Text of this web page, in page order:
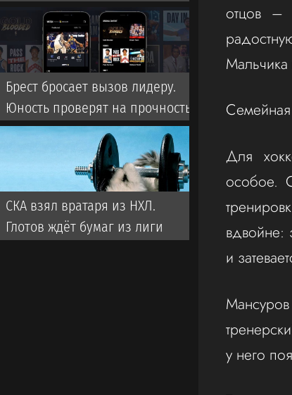
отцов –
Для
особое.
вдвойне:
и
у него
Брест бросает вызов лидеру.
Юность проверят на прочность
СКА взял вратаря из НХЛ.
Глотов ждёт бумаг из лиги